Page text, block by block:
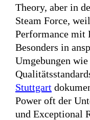
Theory, aber in
Steam Force,
Performance mit
Besonders in
Umgebungen
Stuttgart
Power oft der
und Exceptional